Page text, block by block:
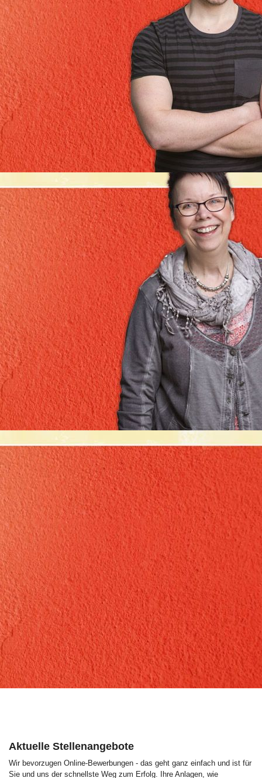
Aktuelle Stellenangebote
Wir bevorzugen Online-Bewerbungen - das geht ganz einfach und ist für
Sie und uns der schnellste Weg zum Erfolg. Ihre Anlagen, wie